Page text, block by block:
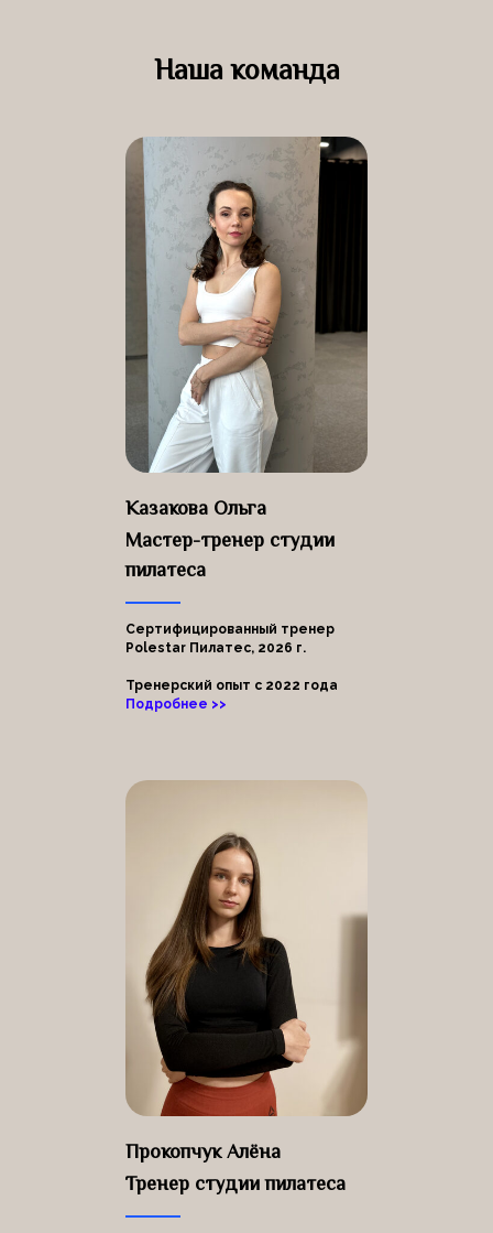
Наша команда
Казакова Ольга
Мастер-тренер студии
пилатеса
Сертифицированный тренер
Polestar Пилатес, 2026 г.
Тренерский опыт с 2022 года
Подробнее >>
Прокопчук Алёна
Тренер студии пилатеса